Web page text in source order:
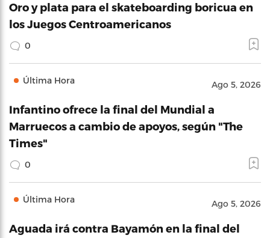
Oro y plata para el skateboarding boricua en
los Juegos Centroamericanos
0
Última Hora Ago 5, 2026
Infantino ofrece la final del Mundial a
Marruecos a cambio de apoyos, según "The
Times"
0
Última Hora Ago 5, 2026
Aguada irá contra Bayamón en la final del